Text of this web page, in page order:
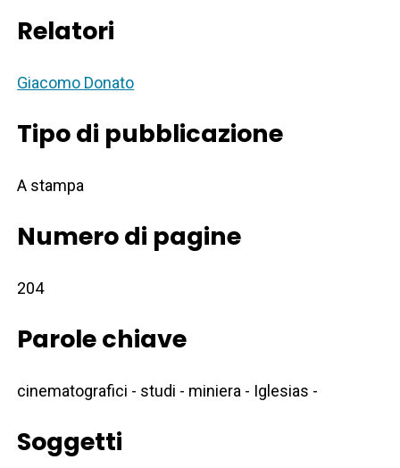
Relatori
Giacomo Donato
Tipo di pubblicazione
A stampa
Numero di pagine
204
Parole chiave
cinematografici - studi - miniera - Iglesias -
Soggetti